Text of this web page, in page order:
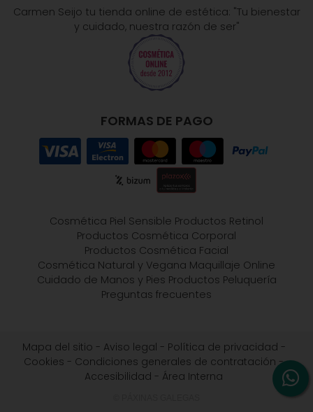
Carmen Seijo tu tienda online de estética: "Tu bienestar
y cuidado, nuestra razón de ser"
FORMAS DE PAGO
Cosmética Piel Sensible Productos Retinol
Productos Cosmética Corporal
Productos Cosmética Facial
Cosmética Natural y Vegana Maquillaje Online
Cuidado de Manos y Pies Productos Peluquería
Preguntas frecuentes
Mapa del sitio - Aviso legal - Política de privacidad -
Cookies - Condiciones generales de contratación -
Accesibilidad - Área Interna